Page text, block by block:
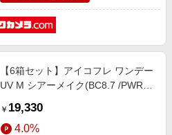
【6箱セット】アイコフレ ワンデー
UV M シアーメイク(BC8.7 /PWR-
￥ 19,330
4.0%